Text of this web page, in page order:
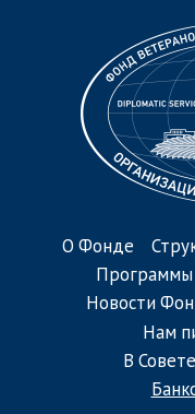
О Фонде
Программы
Новости
Нам
В